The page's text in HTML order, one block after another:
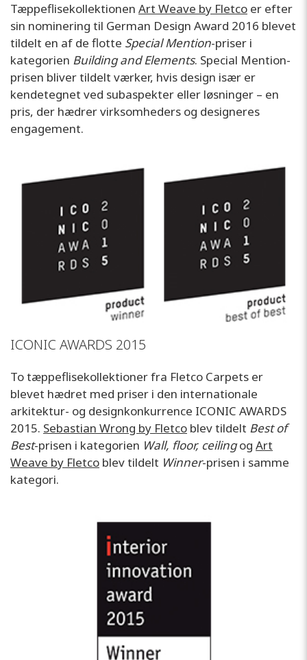
Tæppeflisekollektionen Art Weave by Fletco er efter
sin nominering til German Design Award 2016 blevet
tildelt en af de flotte Special Mention-priser i
kategorien Building and Elements. Special Mention-
prisen bliver tildelt værker, hvis design især er
kendetegnet ved subaspekter eller løsninger – en
pris, der hædrer virksomheders og designeres
engagement.
ICONIC AWARDS 2015
To tæppeflisekollektioner fra Fletco Carpets er
blevet hædret med priser i den internationale
arkitektur- og designkonkurrence ICONIC AWARDS
2015. Sebastian Wrong by Fletco blev tildelt Best of
Best-prisen i kategorien Wall, floor, ceilingog Art
Weave by Fletco blev tildelt Winner-prisen i samme
kategori.